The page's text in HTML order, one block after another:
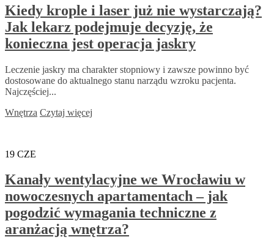
Kiedy krople i laser już nie wystarczają?
Jak lekarz podejmuje decyzję, że
konieczna jest operacja jaskry
Leczenie jaskry ma charakter stopniowy i zawsze powinno być
dostosowane do aktualnego stanu narządu wzroku pacjenta.
Najczęściej...
Wnętrza Czytaj więcej
19 CZE
Kanały wentylacyjne we Wrocławiu w
nowoczesnych apartamentach – jak
pogodzić wymagania techniczne z
aranżacją wnętrza?